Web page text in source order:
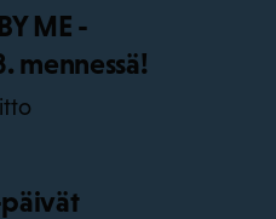
ME -
mennessä!